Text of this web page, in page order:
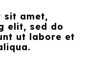
sit amet,
elit, sed do
ut labore et